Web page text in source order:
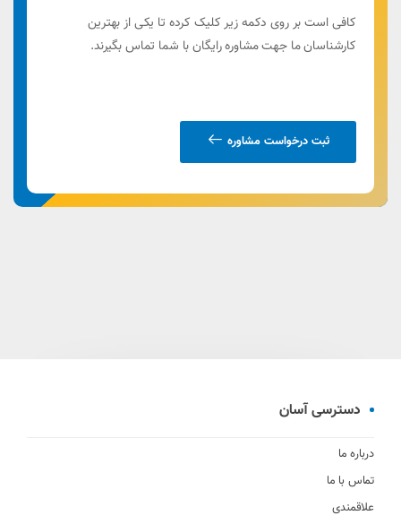
کافی است بر روی دکمه زیر کلیک کرده تا یکی از بهترین
کارشناسان ما جهت مشاوره رایگان با شما تماس بگیرند.
ثبت درخواست مشاوره
دسترسی آسان
درباره ما
تماس با ما
علاقمندی